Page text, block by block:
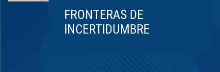
FRONTERAS DE
INCERTIDUMBRE